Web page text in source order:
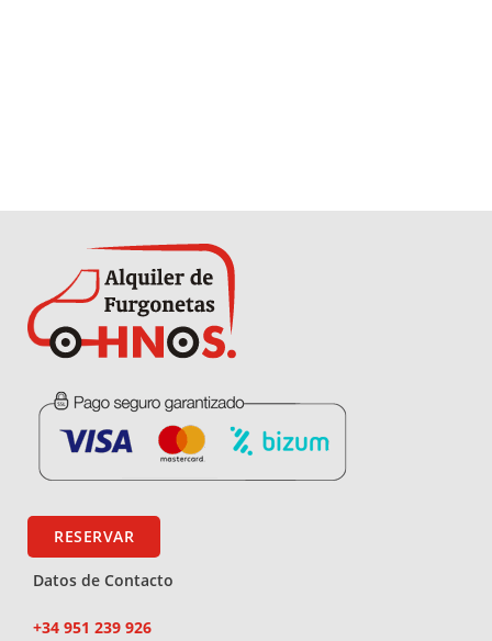
RESERVAR
Datos de Contacto
+34 951 239 926